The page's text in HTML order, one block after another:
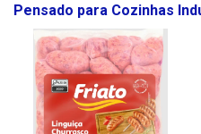
Pensado para Cozinhas